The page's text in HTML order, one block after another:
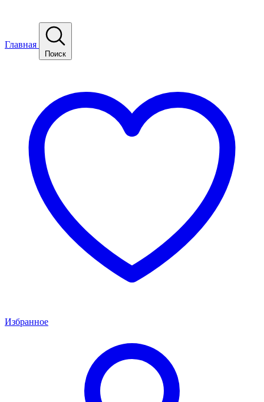
Главная
Поиск
Избранное